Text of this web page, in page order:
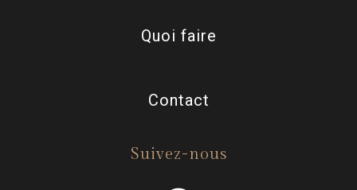
Quoi faire
Contact
Suivez-nous